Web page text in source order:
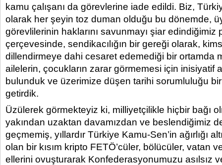
kamu çalışanı da görevlerine iade edildi. Biz,
olarak her şeyin toz duman olduğu bu dönemde,
görevlilerinin haklarını savunmayı şiar edindiğimiz
çerçevesinde, sendikacılığın bir gereği olarak,
dillendirmeye dahi cesaret edemediği bir ortamda
ailelerin, çocukların zarar görmemesi için inisiyatif
bulunduk ve üzerimize düşen tarihi sorumluluğu
getirdik.
Üzülerek görmekteyiz ki, milliyetçilikle hiçbir bağı
yakından uzaktan davamızdan ve beslendiğimiz
geçmemiş, yıllardır Türkiye Kamu-Sen’in ağırlığı
olan bir kısım kripto FETÖ’cüler, bölücüler, vatan
ellerini ovuşturarak Konfederasyonumuzu asılsız